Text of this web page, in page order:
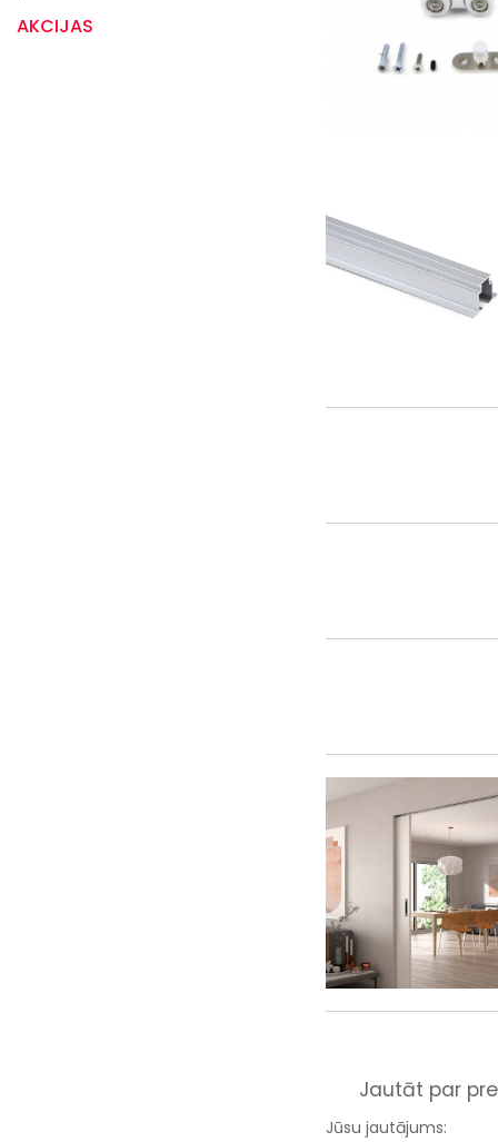
AKCIJAS
Jautāt par
Jūsu jautājums: